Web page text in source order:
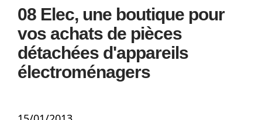
08 Elec, une boutique pour
vos achats de pièces
détachées d'appareils
électroménagers